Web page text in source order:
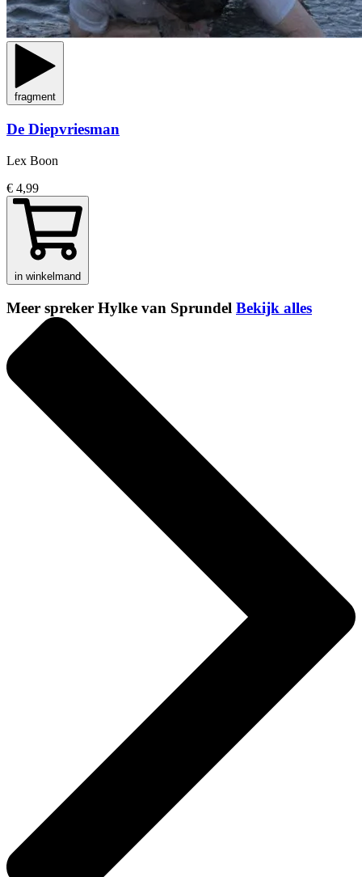
fragment
De Diepvriesman
Lex Boon
€ 4,99
in winkelmand
Meer spreker Hylke van Sprundel Bekijk alles